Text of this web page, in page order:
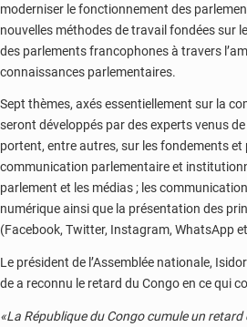
moderniser le fonctionnement des
nouvelles méthodes de travail fondées sur
des parlements francophones à travers
connaissances parlementaires.
Sept thèmes, axés essentiellement sur la
seront développés par des experts venus de
portent, entre autres, sur les fondements et
communication parlementaire et
parlement et les médias ; les
numérique ainsi que la présentation des
(Facebook, Twitter, Instagram, WhatsApp
Le président de l’Assemblée nationale,
de a reconnu le retard du Congo en ce qui
«La République du Congo cumule un retard